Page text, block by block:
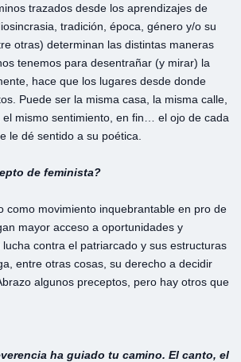
trazados desde los aprendizajes de
tradición, época, género y/o su
otras) determinan las distintas maneras
tenemos para desentrañar (y mirar) la
hace que los lugares desde donde
Puede ser la misma casa, la misma calle,
el mismo sentimiento, en fin… el ojo de cada
le dé sentido a su poética.
de feminista?
como movimiento inquebrantable en pro de
mayor acceso a oportunidades y
contra el patriarcado y sus estructuras
entre otras cosas, su derecho a decidir
algunos preceptos, pero hay otros que
ha guiado tu camino. El canto, el